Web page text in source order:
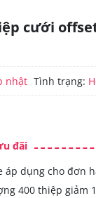
cưới
nhật Tình trạng:
đãi
áp dụng cho đơn
400 thiệp giảm